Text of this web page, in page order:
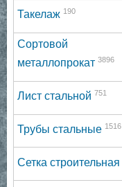
Такелаж 190
Сортовой
металлопрокат 3896
Лист стальной 751
Трубы стальные 1516
Сетка строительная